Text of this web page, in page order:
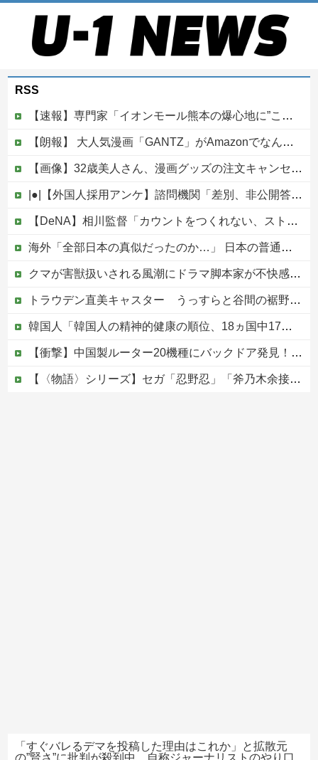
RSS
【速報】専門家「イオンモール熊本の爆心地に”こんなもの”があったんだけど…」
【朗報】 大人気漫画「GANTZ」がAmazonでなんと全巻100円ｗｗｗｗｗｗ
【画像】32歳美人さん、漫画グッズの注文キャンセルを43億円分繰り返しまくり逮捕
|●|【外国人採用アンケ】諮問機関「差別、非公開答申」三重県「差別に当たらず、公表する方針を決定した」
【DeNA】相川監督「カウントをつくれない、ストライクを投げられない」ビド２軍再調整を明言他
海外「全部日本の真似だったのか…」 日本の普通のテレビ番組が最新SNSの数十年先を行っていたと話題に
クマが害獣扱いされる風潮にドラマ脚本家が不快感、「何度もクマに会ったことがあるけど全然怖くなかった」と主張しており……
トラウデン直美キャスター うっすらと谷間の裾野！！【GIF動画あり】
韓国人「韓国人の精神的健康の順位、18ヵ国中17位に・・・」→「日本に勝った！！！！！」
【衝撃】中国製ルーター20機種にバックドア発見！ ネットに繋ぐだけで35秒ごとに中国のサーバーと通信
【〈物語〉シリーズ】セガ「忍野忍」「斧乃木余接」プライズフィギュア【彩色原型公開】
「すぐバレるデマを投稿した理由はこれか」と拡散元